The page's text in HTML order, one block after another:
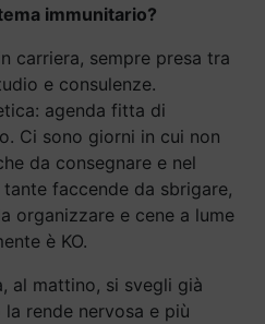
immunitario?
carriera, sempre presa tra
e consulenze.
agenda fitta di
Ci sono giorni in cui non
da consegnare e nel
faccende da sbrigare,
organizzare e cene a lume
è KO.
al mattino, si svegli già
rende nervosa e più